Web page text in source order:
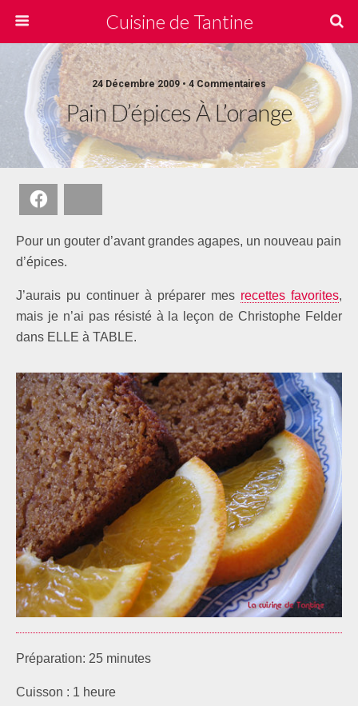
Cuisine de Tantine
24 Décembre 2009 • 4 Commentaires
Pain D’épices À L’orange
Pour un gouter d’avant grandes agapes, un nouveau pain
d’épices.
J’aurais pu continuer à préparer mes recettes favorites,
mais je n’ai pas résisté à la leçon de Christophe Felder
dans ELLE à TABLE.
Préparation: 25 minutes
Cuisson : 1 heure